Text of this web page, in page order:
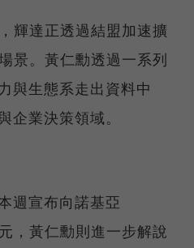
輝達正透過結盟加速擴
景。黃仁勳透過一系列
與生態系走出資料中
企業決策領域。
週宣布向諾基亞
，黃仁勳則進一步解說